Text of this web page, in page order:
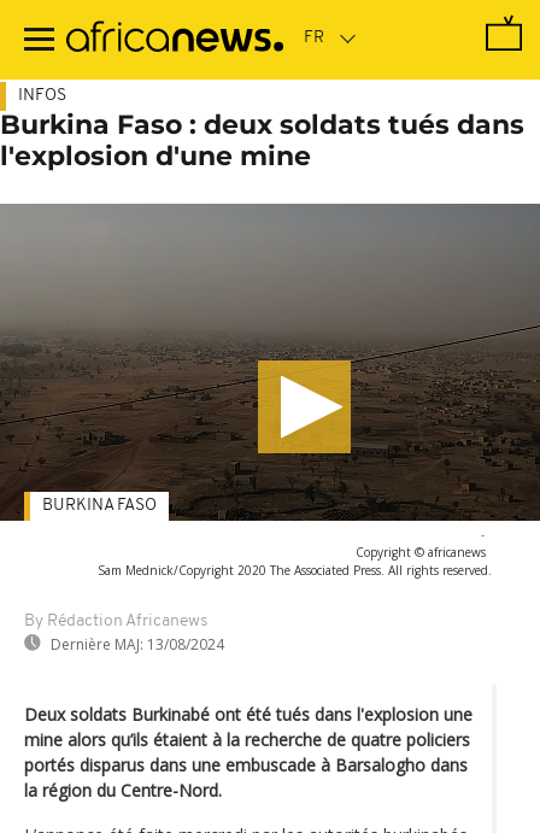
contenu
INFOS
Burkina Faso : deux soldats tués dans
l'explosion d'une mine
-
Copyright © africanews
Sam Mednick/Copyright 2020 The Associated Press. All rights reserved.
By Rédaction Africanews
Dernière MAJ: 13/08/2024
BURKINA FASO
Deux soldats Burkinabé ont été tués dans l'explosion une
mine alors qu’ils étaient à la recherche de quatre policiers
portés disparus dans une embuscade à Barsalogho dans
la région du Centre-Nord.